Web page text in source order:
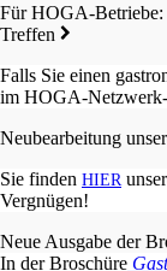
Für HOGA-
Treffen
Falls Sie einen
im HOGA-
Neube­ar­bei­tung
Sie finden HIER
Vergnügen!
Neue Ausga­be der
In der Broschü­re